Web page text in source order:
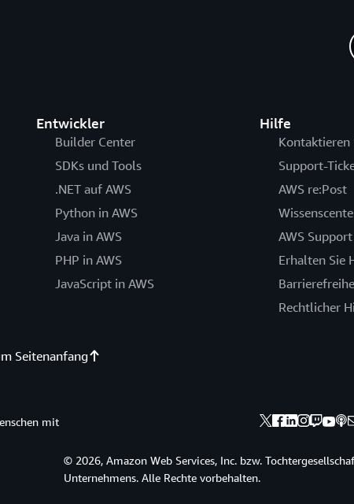
Entwickler
Builder Center
SDKs und Tools
.NET auf AWS
Python in AWS
Java in AWS
PHP in AWS
JavaScript in AWS
Hilfe
Kontaktieren
Support-
AWS re:Post
AWS
Erhalten Sie
Rechtlicher
Seitenanfang
mit
© 2026, Amazon Web Services, Inc. bzw.
Unternehmens. Alle Rechte vorbehalten.